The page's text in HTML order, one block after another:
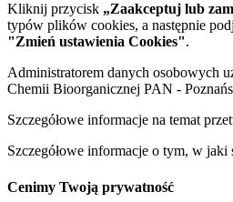
Kliknij przycisk „Zaakceptuj lub
typów plików cookies, a następnie
"Zmień ustawienia Cookies".
Administratorem danych osobowych
Chemii Bioorganicznej PAN -
Szczegółowe informacje na temat
Szczegółowe informacje o tym, w
Cenimy Twoją prywatność